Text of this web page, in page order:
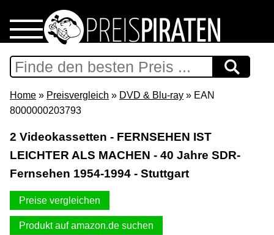
Home
Download
Support & Newsletter
Presse
Datenschutz
Home » Preisvergleich » DVD & Blu-ray » EAN
8000000203793
2 Videokassetten - FERNSEHEN IST
LEICHTER ALS MACHEN - 40 Jahre SDR-
Fernsehen 1954-1994 - Stuttgart
Preise vergleichen
Produkt auf amazon.de suchen